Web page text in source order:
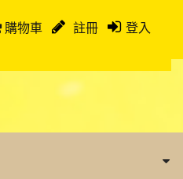
購物車 註冊 登入